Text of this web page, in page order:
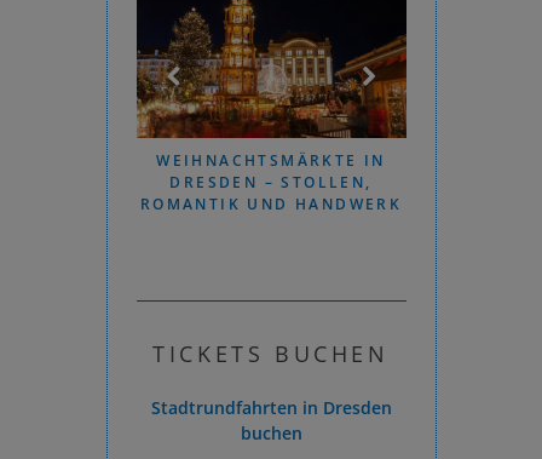
–
WEIHNACHTSMÄRKTE IN
DRESDEN – STOLLEN,
ROMANTIK UND HANDWERK
TICKETS BUCHEN
Stadtrundfahrten in Dresden
buchen